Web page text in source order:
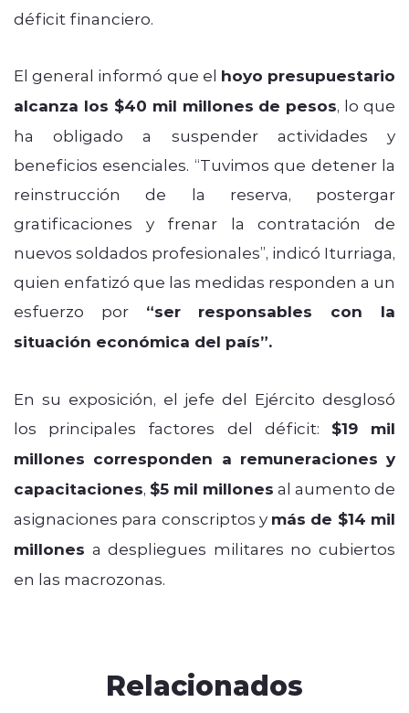
déficit financiero.
El general informó que el hoyo presupuestario
alcanza los $40 mil millones de pesos, lo que
ha obligado a suspender actividades y
beneficios esenciales. “Tuvimos que detener la
reinstrucción de la reserva, postergar
gratificaciones y frenar la contratación de
nuevos soldados profesionales”, indicó Iturriaga,
quien enfatizó que las medidas responden a un
esfuerzo por “ser responsables con la
situación económica del país”.
En su exposición, el jefe del Ejército desglosó
los principales factores del déficit: $19 mil
millones corresponden a remuneraciones y
capacitaciones, $5 mil millones al aumento de
asignaciones para conscriptos y más de $14 mil
millones a despliegues militares no cubiertos
en las macrozonas.
Relacionados